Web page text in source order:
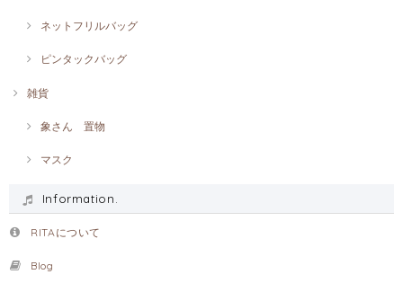
ネットフリルバッグ
ピンタックバッグ
雑貨
象さん 置物
マスク
Information.
RITAについて
Blog